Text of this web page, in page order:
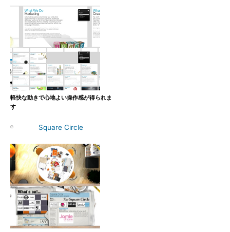
軽快な動きで心地よい操作感が得られま
す
Square Circle